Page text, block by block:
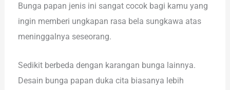
Bunga papan jenis ini sangat cocok bagi kamu yang
ingin memberi ungkapan rasa bela sungkawa atas
meninggalnya seseorang.
Sedikit berbeda dengan karangan bunga lainnya.
Desain bunga papan duka cita biasanya lebih